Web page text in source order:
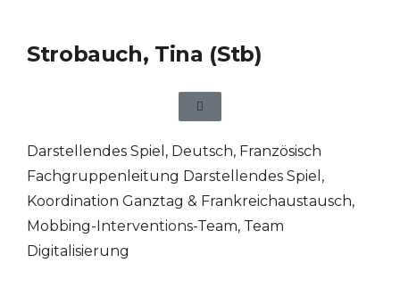
Strobauch, Tina (Stb)
Darstellendes Spiel , Deutsch, Französisch
Fachgruppenleitung Darstellendes Spiel,
Koordination Ganztag & Frankreichaustausch,
Mobbing-Interventions-Team, Team
Digitalisierung